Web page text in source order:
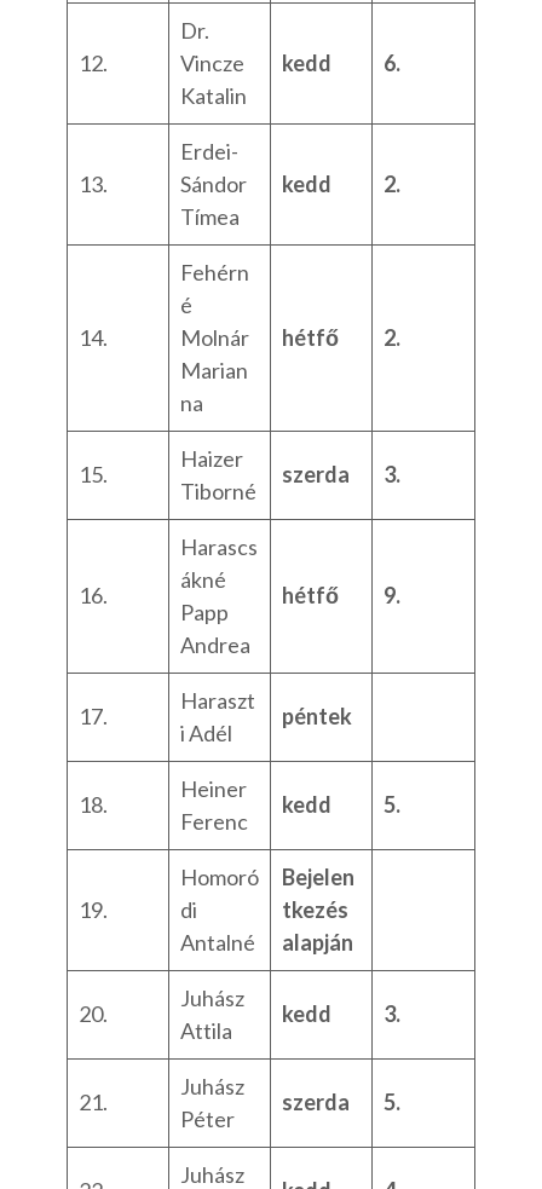
12.
Dr.
Vincze
Katalin
kedd 6.
13.
Erdei-
Sándor
Tímea
kedd 2.
14.
Fehérn
é
Molnár
Marian
na
hétfő 2.
15.
Haizer
Tiborné
szerda 3.
16.
Harascs
ákné
Papp
Andrea
hétfő 9.
17.
Haraszt
i Adél
péntek
18.
Heiner
Ferenc
kedd 5.
19.
Homoró
di
Antalné
Bejelen
tkezés
alapján
20.
Juhász
Attila
kedd 3.
21.
Juhász
Péter
szerda 5.
Juhász